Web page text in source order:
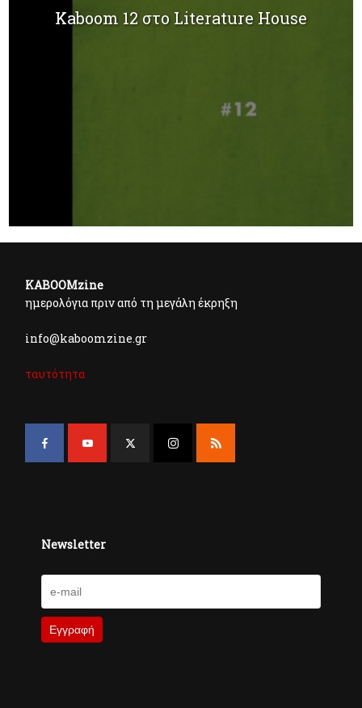
Kaboom 12 στο Literature House
KABOOMzine
ημερολόγια πριν από τη μεγάλη έκρηξη
info@kaboomzine.gr
ταυτότητα
Newsletter